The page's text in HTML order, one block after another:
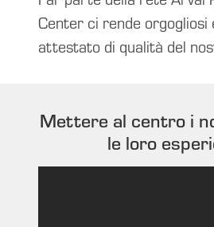
Center ci rende orgogliosi
attestato di qualità del
Mettere al centro i
le loro